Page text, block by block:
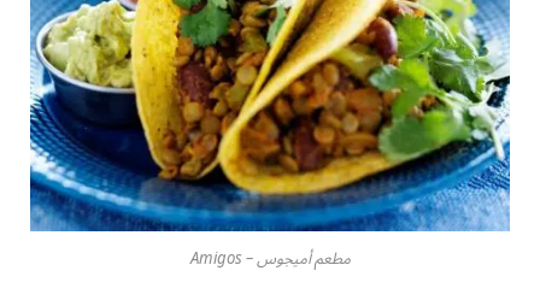
مطعم أميجوس – Amigos